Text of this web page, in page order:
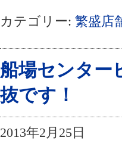
カテゴリー: 繁盛店
船場センタ
抜です！
2013年2月25日